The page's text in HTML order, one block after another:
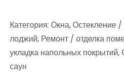
Категория: Окна, Остекление
лоджий, Ремонт / отделка
укладка напольных покрытий,
саун